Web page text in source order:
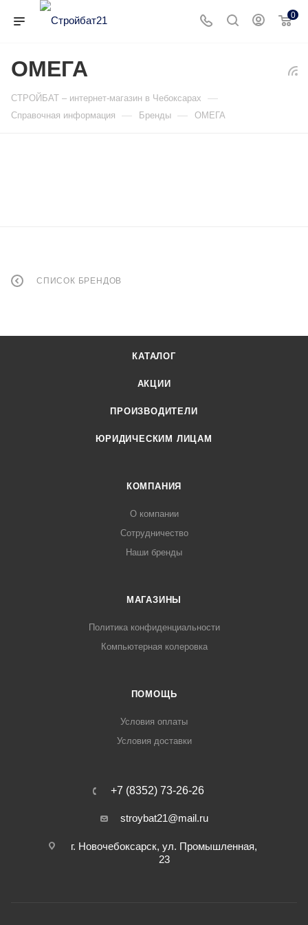
0
ОМЕГА
СТРОЙБАТ – интернет-магазин в Чебоксарах —
Справочная информация — Бренды — ОМЕГА
СПИСОК БРЕНДОВ
КАТАЛОГ
АКЦИИ
ПРОИЗВОДИТЕЛИ
ЮРИДИЧЕСКИМ ЛИЦАМ
КОМПАНИЯ
О компании
Сотрудничество
Наши бренды
МАГАЗИНЫ
Политика конфиденциальности
Компьютерная колеровка
ПОМОЩЬ
Условия оплаты
Условия доставки
+7 (8352) 73-26-26
stroybat21@mail.ru
г. Новочебоксарск, ул. Промышленная,
23